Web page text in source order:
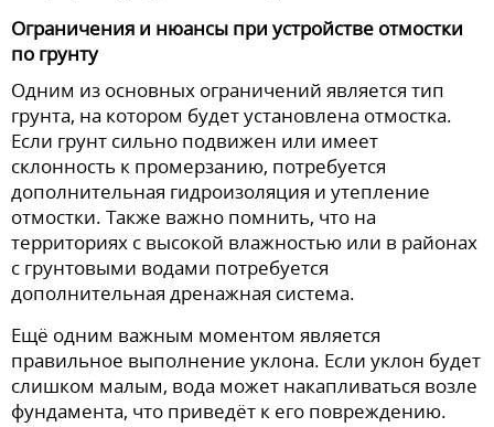
Ограничения и нюансы при устройстве отмостки
по грунту
Одним из основных ограничений является тип
грунта, на котором будет установлена отмостка.
Если грунт сильно подвижен или имеет
склонность к промерзанию, потребуется
дополнительная гидроизоляция и утепление
отмостки. Также важно помнить, что на
территориях с высокой влажностью или в районах
с грунтовыми водами потребуется
дополнительная дренажная система.
Ещё одним важным моментом является
правильное выполнение уклона. Если уклон будет
слишком малым, вода может накапливаться возле
фундамента, что приведёт к его повреждению.